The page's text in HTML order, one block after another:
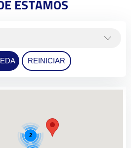
ESTAMOS
REINICIAR
2